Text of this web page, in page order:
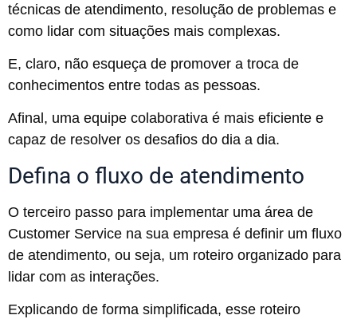
técnicas de atendimento, resolução de problemas e
como lidar com situações mais complexas.
E, claro, não esqueça de promover a troca de
conhecimentos entre todas as pessoas.
Afinal, uma equipe colaborativa é mais eficiente e
capaz de resolver os desafios do dia a dia.
Defina o fluxo de atendimento
O terceiro passo para implementar uma área de
Customer Service na sua empresa é definir um fluxo
de atendimento, ou seja, um roteiro organizado para
lidar com as interações.
Explicando de forma simplificada, esse roteiro